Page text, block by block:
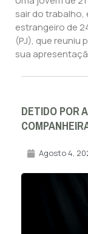
sair do trabalho,
estrangeiro de
(PJ), que reuniu
sua
DETIDO POR
Agosto 4,